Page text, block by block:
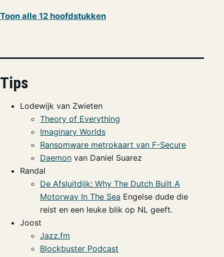
Toon alle 12 hoofdstukken
Tips
Lodewijk van Zwieten
Theory of Everything
Imaginary Worlds
Ransomware metrokaart van F-Secure
Daemon van Daniel Suarez
Randal
De Afsluitdijk: Why The Dutch Built A
Motorway In The Sea Engelse dude die
reist en een leuke blik op NL geeft.
Joost
Jazz.fm
Blockbuster Podcast